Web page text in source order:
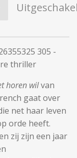
305 -
thriller
horen wilvan
gaat over
net haar leven
orde heeft.
zij zijn een jaar